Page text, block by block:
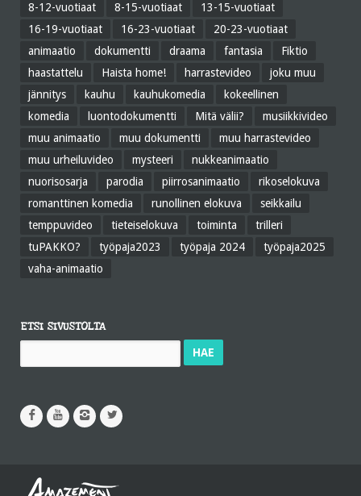
8-12-vuotiaat 8-15-vuotiaat
13-15-vuotiaat
16-19-vuotiaat
16-23-vuotiaat
20-23-vuotiaat
animaatio
dokumentti draama fantasia
Fiktio
haastattelu
Haista home! harrastevideo
joku muu
jännitys
kauhu kauhukomedia
kokeellinen
komedia
luontodokumentti Mitä välii?
musiikkivideo
muu animaatio
muu dokumentti
muu harrastevideo
muu urheiluvideo
mysteeri
nukkeanimaatio
nuorisosarja
parodia piirrosanimaatio
rikoselokuva
romanttinen komedia
runollinen elokuva
seikkailu
temppuvideo
tieteiselokuva toiminta
trilleri
tuPAKKO?
työpaja2023 työpaja 2024
työpaja2025
vaha-animaatio
ETSI SIVUSTOLTA